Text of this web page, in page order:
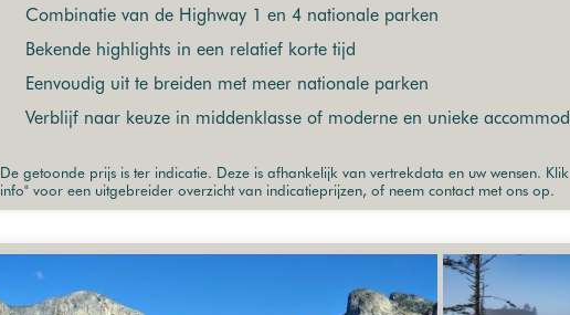
Combinatie van de Highway 1 en 4 nationale parken
Bekende highlights in een relatief korte tijd
Eenvoudig uit te breiden met meer nationale parken
Verblijf naar keuze in middenklasse of moderne en unieke
De getoonde prijs is ter indicatie. Deze is afhankelijk van vertrekdata en uw wensen.
info" voor een uitgebreider overzicht van indicatieprijzen, of neem contact met ons op.